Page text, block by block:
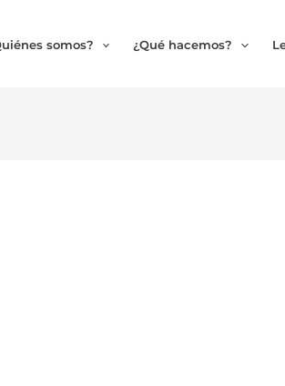
somos? ¿Qué hacemos?